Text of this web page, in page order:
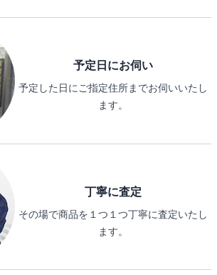
予定日にお伺い
予定した日にご指定住所までお伺いいたし
ます。
丁寧に査定
その場で商品を１つ１つ丁寧に査定いたし
ます。